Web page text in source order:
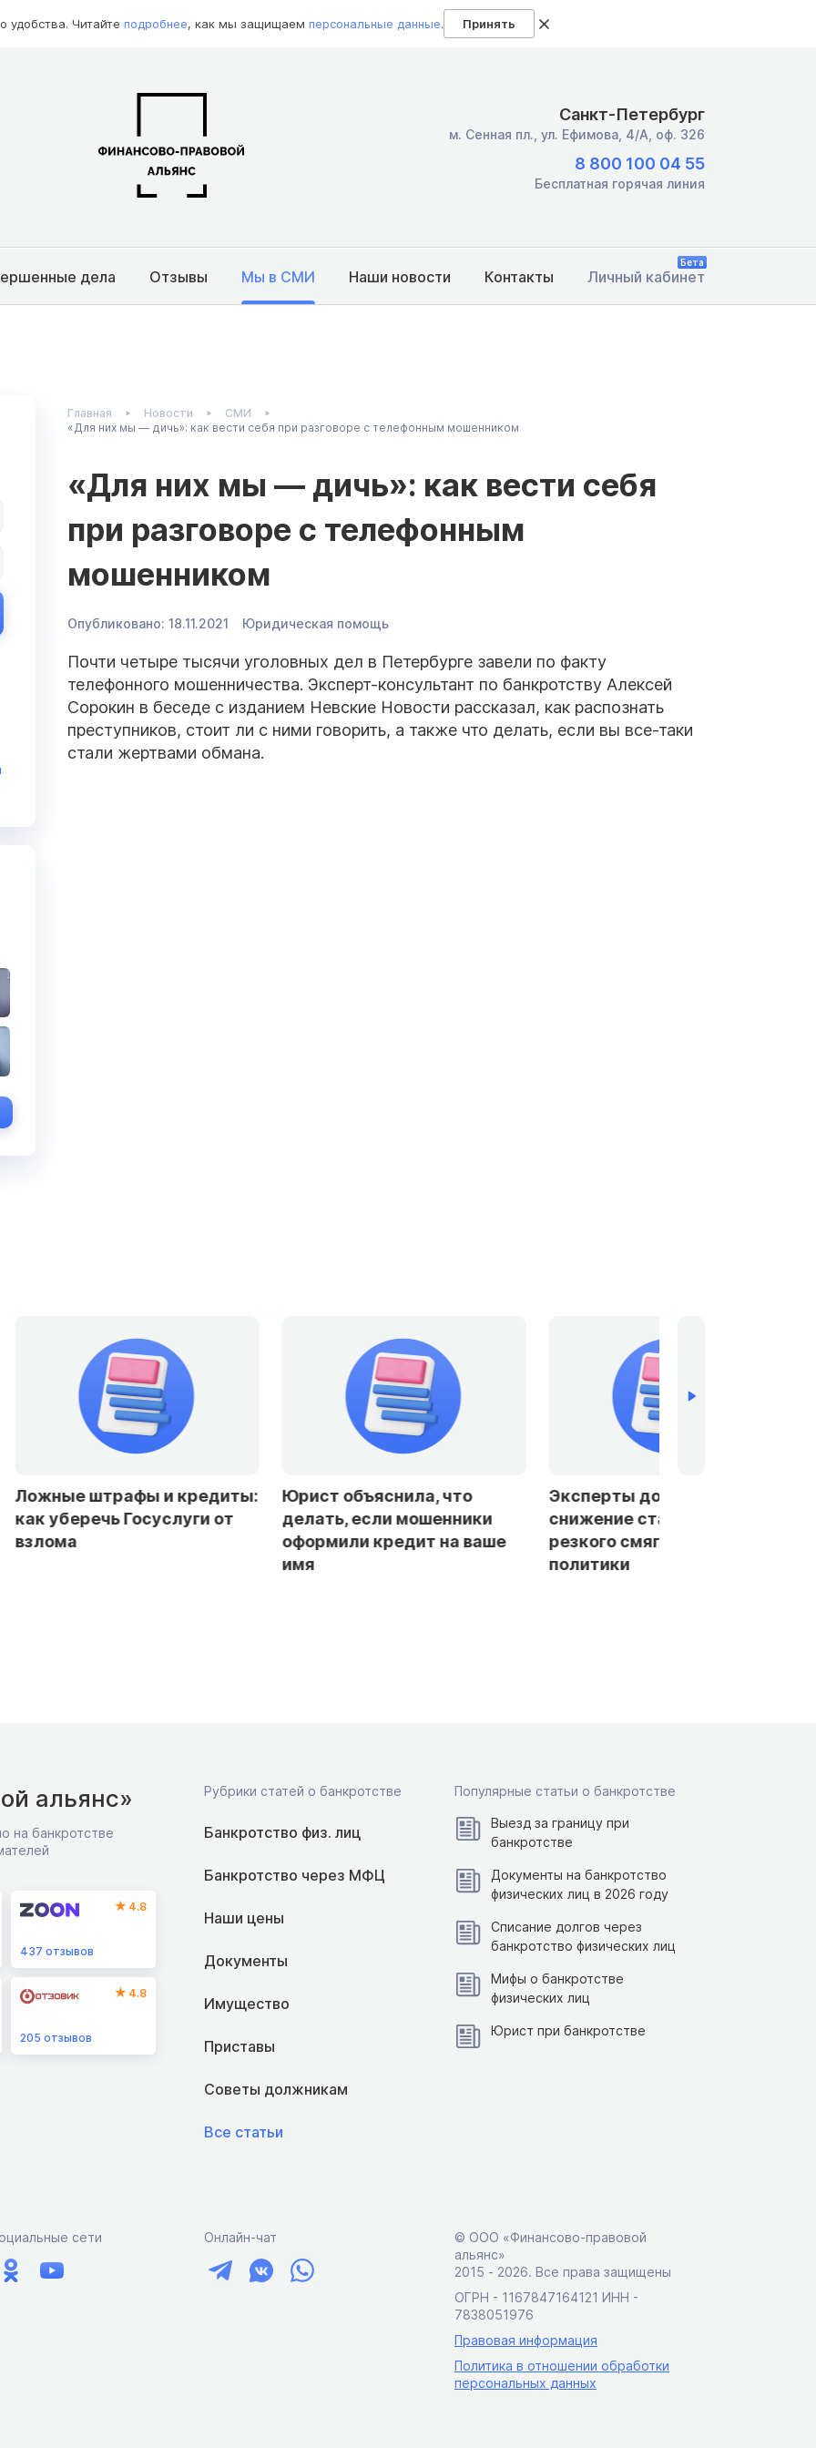
удобства. Читайте подробнее, как мы защищаем персональные данные. Принять
Санкт-Петербург
м. Сенная пл., ул. Ефимова, 4/А, оф. 326
8 800 100 04 55
Бесплатная горячая линия
дела Отзывы Мы в СМИ Наши новости Контакты Личный кабинет
Бета
Главная Новости
СМИ
«Для них мы — дичь»: как вести себя при разговоре с телефонным мошенником
«Для них мы — дичь»: как вести себя
при разговоре с телефонным
мошенником
Опубликовано: 18.11.2021 Юридическая помощь
Почти четыре тысячи уголовных дел в Петербурге завели по факту
телефонного мошенничества. Эксперт-консультант по банкротству Алексей
Сорокин в беседе с изданием Невские Новости рассказал, как распознать
преступников, стоит ли с ними говорить, а также что делать, если вы все-таки
стали жертвами обмана.
Юрист объяснила, что
делать, если мошенники
оформили кредит на ваше
Эксперты допустили
снижение ставки ЦБ без
резкого смягчения
политики
Банки в Петербурге и
Ленобласти стали чаще
отказывать заемщикам в
автокредитах
альянс»
на банкротстве
4.8
437 отзывов
4.8
205 отзывов
Рубрики статей о банкротстве
Банкротство физ. лиц
Банкротство через МФЦ
Наши цены
Документы
Имущество
Приставы
Советы должникам
Все статьи
Популярные статьи о банкротстве
Выезд за границу при
банкротстве
Документы на банкротство
физических лиц в 2026 году
Списание долгов через
банкротство физических лиц
Мифы о банкротстве
физических лиц
Юрист при банкротстве
сети Онлайн-чат
© ООО «Финансово-правовой
альянс»
2015 ‑ 2026. Все права защищены
ОГРН - 1167847164121 ИНН -
7838051976
Правовая информация
Политика в отношении обработки
персональных данных